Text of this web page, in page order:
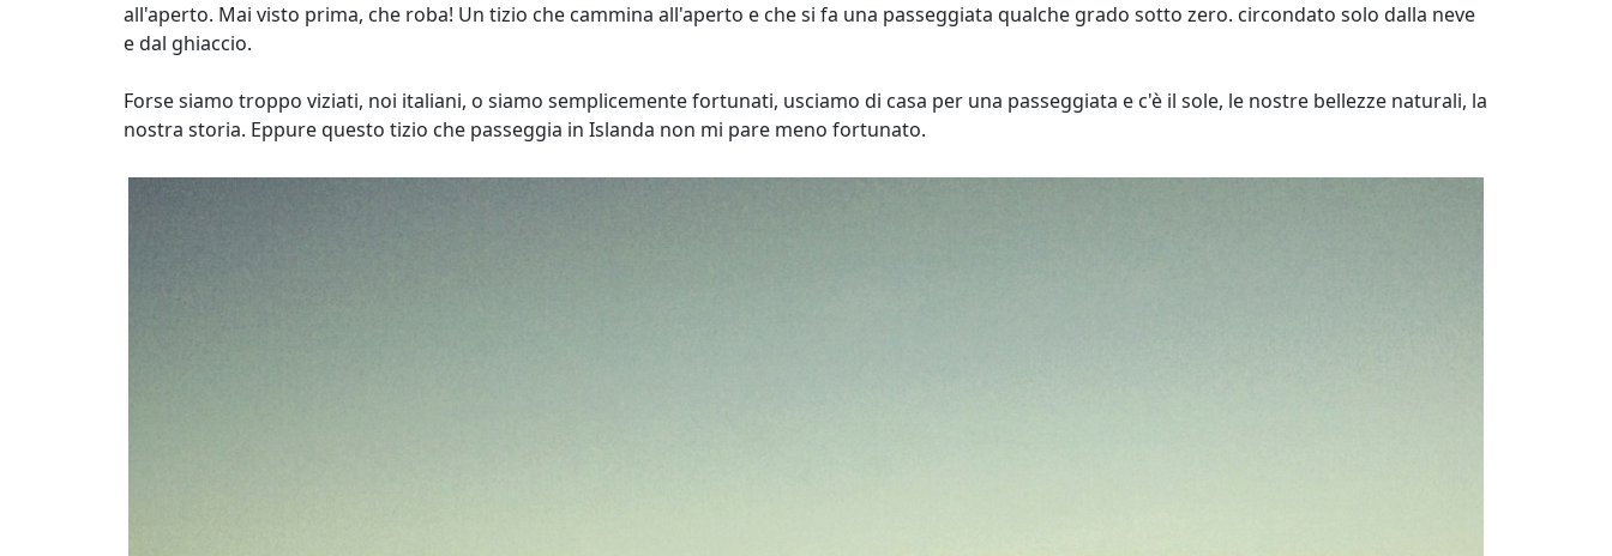
all'aperto. Mai visto prima, che roba! Un tizio che cammina all'aperto e che si fa una passeggiata qualche grado sotto zero. circondato solo dalla neve
e dal ghiaccio.
Forse siamo troppo viziati, noi italiani, o siamo semplicemente fortunati, usciamo di casa per una passeggiata e c'è il sole, le nostre bellezze naturali, la
nostra storia. Eppure questo tizio che passeggia in Islanda non mi pare meno fortunato.